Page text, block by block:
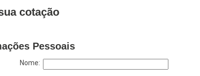
cotação
Pessoais
Nome: